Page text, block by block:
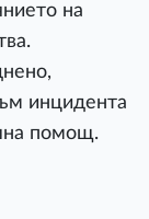
на
инцидента
помощ.